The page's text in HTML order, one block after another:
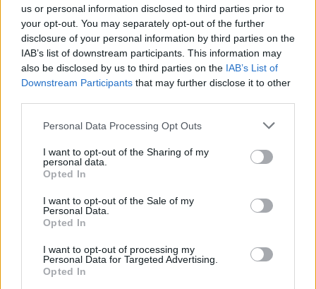
us or personal information disclosed to third parties prior to
your opt-out. You may separately opt-out of the further
disclosure of your personal information by third parties on the
IAB’s list of downstream participants. This information may
also be disclosed by us to third parties on the IAB’s List of
Downstream Participants that may further disclose it to other
Please note that this website/app uses one or more Google
not limited to your visit or usage behaviour. You may click to
grant or deny consent to Google and its third-party tags to
use your data for below specified purposes in below Google
consent section.
Personal Data Processing Opt Outs
I want to opt-out of the Sharing of my
personal data.
Opted In
I want to opt-out of the Sale of my
Personal Data.
Opted In
I want to opt-out of processing my
Personal Data for Targeted Advertising.
Opted In
Watu wengi huona mashine za mviringo kuwa
muhimu katika mazoezi yao ya kupona. Mwendo
laini wa pedali huiga mwendo wa asili, na
kurahisisha mazoezi bila kuhatarisha jeraha zaidi.
Hii inafanya kuwa chaguo nzuri kwa wale
wanaotaka kuendelea kuwa hai wakati wa kupona.
Mishipa
Mafunzo ya mviringo ni njia bora ya kuboresha afya
ya moyo na mishipa. Hushirikisha moyo na mapafu,
na hivyo kusababisha ufanisi ulioboreshwa.
Matumizi ya kawaida huimarisha viungo hivi, na
kuhakikisha mzunguko bora wa damu na utoaji wa
oksijeni.